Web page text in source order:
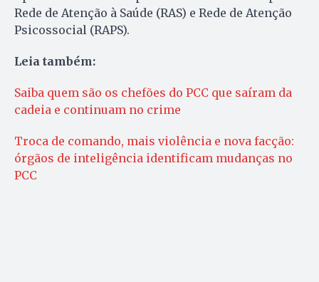
Rede de Atenção à Saúde (RAS) e Rede de Atenção
Psicossocial (RAPS).
Leia também:
Saiba quem são os chefões do PCC que saíram da
cadeia e continuam no crime
Troca de comando, mais violência e nova facção:
órgãos de inteligência identificam mudanças no
PCC